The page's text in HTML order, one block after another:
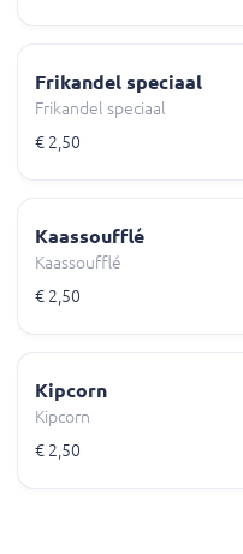
Frikandel speciaal
Frikandel speciaal
€ 2,50
Kaassoufflé
Kaassoufflé
€ 2,50
Kipcorn
Kipcorn
€ 2,50